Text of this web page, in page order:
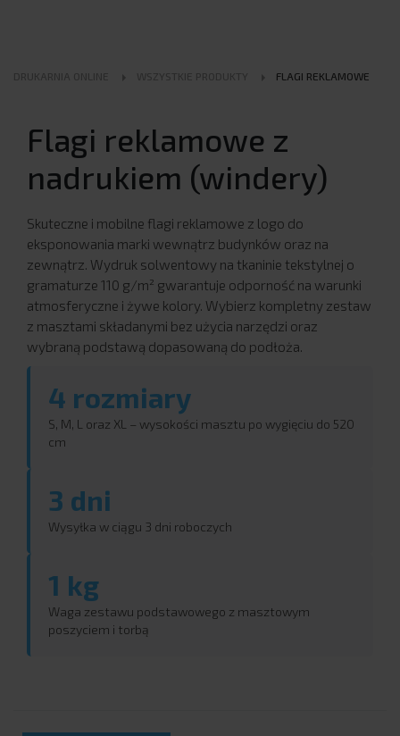
FLAGI REKLAMOWE
Flagi reklamowe z
nadrukiem (windery)
Skuteczne i mobilne flagi reklamowe z logo do
eksponowania marki wewnątrz budynków oraz na
zewnątrz. Wydruk solwentowy na tkaninie tekstylnej o
gramaturze 110 g/m² gwarantuje odporność na warunki
atmosferyczne i żywe kolory. Wybierz kompletny zestaw
z masztami składanymi bez użycia narzędzi oraz
wybraną podstawą dopasowaną do podłoża.
4 rozmiary
S, M, L oraz XL – wysokości masztu po wygięciu do 520
cm
3 dni
Wysyłka w ciągu 3 dni roboczych
1 kg
Waga zestawu podstawowego z masztowym
poszyciem i torbą